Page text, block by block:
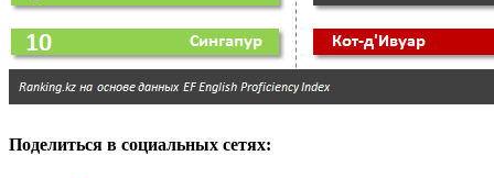
Поделиться в социальных сетях: